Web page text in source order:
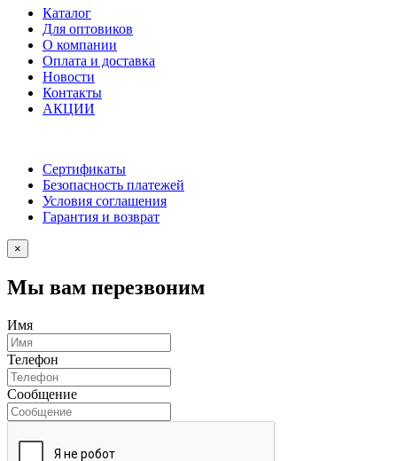
Каталог
Для оптовиков
О компании
Оплата и доставка
Новости
Контакты
АКЦИИ
Сертификаты
Безопасность платежей
Условия соглашения
Гарантия и возврат
×
Мы вам перезвоним
Имя
Телефон
Сообщение